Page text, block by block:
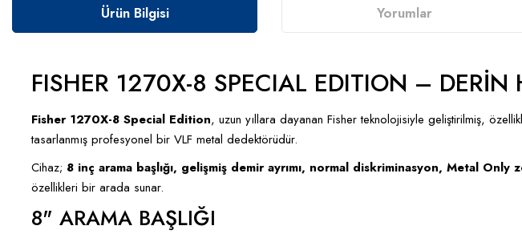
Ürün Bilgisi Yorumlar
FISHER 1270X-8 SPECIAL EDITION – DERİN
Fisher 1270X-8 Special Edition, uzun yıllara dayanan Fisher teknolojisiyle geliştirilmiş,
tasarlanmış profesyonel bir VLF metal dedektörüdür.
Cihaz; 8 inç arama başlığı, gelişmiş demir ayrımı, normal diskriminasyon, Metal
özellikleri bir arada sunar.
8" ARAMA BAŞLIĞI